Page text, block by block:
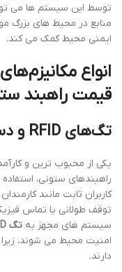
توسط این سیستم ها می
منابع در محیط های بزرگ
ایمنی محیط کمک می کند.
انواع
قیمت راهبند
تگ‌های RFID و دسترسی بدون تماس
یکی از محبوب ترین و
راهبندهای ستونی، استفاده
کاربران ثابت مانند
توقف طولانی یا تماس
سیستم های مجهز به تگ RFID
امنیت محیط می شوند، زیرا
دارند.